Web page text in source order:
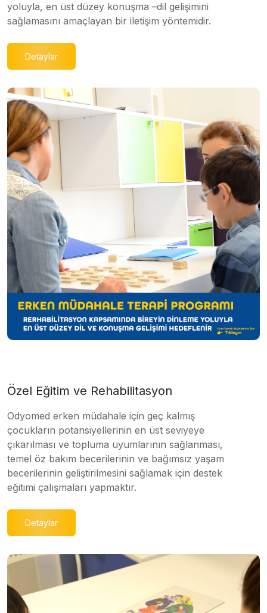
yoluyla, en üst düzey konuşma –dil gelişimini
sağlamasını amaçlayan bir iletişim yöntemidir.
Detaylar
Özel Eğitim ve Rehabilitasyon
Odyomed erken müdahale için geç kalmış
çocukların potansiyellerinin en üst seviyeye
çıkarılması ve topluma uyumlarının sağlanması,
temel öz bakım becerilerinin ve bağımsız yaşam
becerilerinin geliştirilmesini sağlamak için destek
eğitimi çalışmaları yapmaktır.
Detaylar